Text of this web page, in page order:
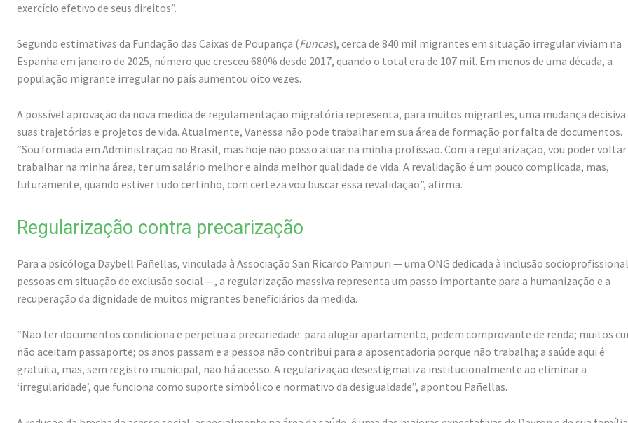
exercício efetivo de seus direitos”.
Segundo estimativas da Fundação das Caixas de Poupança (Funcas), cerca de 840 mil migrantes em situação irregular viviam na
Espanha em janeiro de 2025, número que cresceu 680% desde 2017, quando o total era de 107 mil. Em menos de uma década, a
população migrante irregular no país aumentou oito vezes.
A possível aprovação da nova medida de regulamentação migratória representa, para muitos migrantes, uma mudança decisiva
suas trajetórias e projetos de vida. Atualmente, Vanessa não pode trabalhar em sua área de formação por falta de documentos.
“Sou formada em Administração no Brasil, mas hoje não posso atuar na minha profissão. Com a regularização, vou poder voltar
trabalhar na minha área, ter um salário melhor e ainda melhor qualidade de vida. A revalidação é um pouco complicada, mas,
futuramente, quando estiver tudo certinho, com certeza vou buscar essa revalidação”, afirma.
Regularização contra precarização
Para a psicóloga Daybell Pañellas, vinculada à Associação San Ricardo Pampuri — uma ONG dedicada à inclusão
pessoas em situação de exclusão social —, a regularização massiva representa um passo importante para a humanização e a
recuperação da dignidade de muitos migrantes beneficiários da medida.
“Não ter documentos condiciona e perpetua a precariedade: para alugar apartamento, pedem comprovante de renda; muitos
não aceitam passaporte; os anos passam e a pessoa não contribui para a aposentadoria porque não trabalha; a saúde aqui é
gratuita, mas, sem registro municipal, não há acesso. A regularização desestigmatiza institucionalmente ao eliminar a
‘irregularidade’, que funciona como suporte simbólico e normativo da desigualdade”, apontou Pañellas.